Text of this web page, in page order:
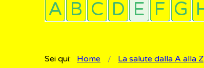
Sei qui: Home La salute dalla A alla Z